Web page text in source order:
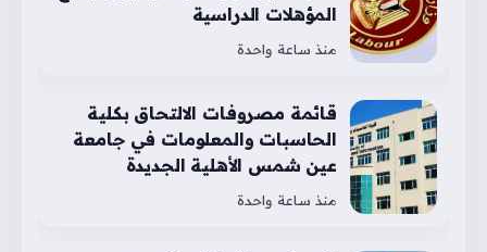
المؤهلات الدراسية
منذ ساعة واحدة
قائمة مصروفات الالتحاق بكلية
الحاسبات والمعلومات في جامعة
عين شمس الأهلية الجديدة
منذ ساعة واحدة